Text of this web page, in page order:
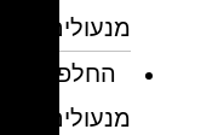
מנעולים
החלפת
מנעולים